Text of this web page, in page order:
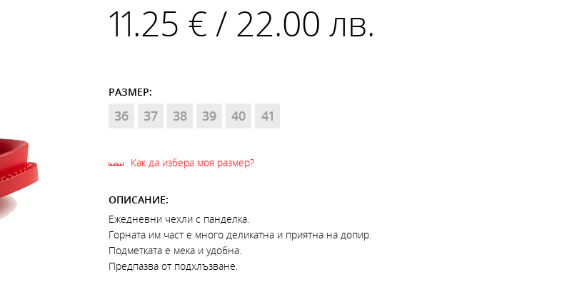
11.25 € / 22.00 лв.
РАЗМЕР:
36 37 38 39 40 41
Как да избера моя размер?
ОПИСАНИЕ:
Ежедневни чехли с панделка.
Горната им част е много деликатна и приятна на допир.
Подметката е мека и удобна.
Предпазва от подхлъзване.